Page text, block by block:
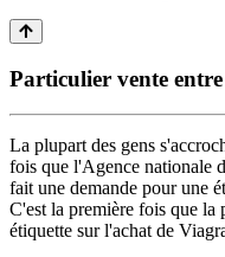
Particulier vente
La plupart des gens
fois que l'Agence nationale
fait une demande pour une
C'est la première fois que la
étiquette sur l'achat de